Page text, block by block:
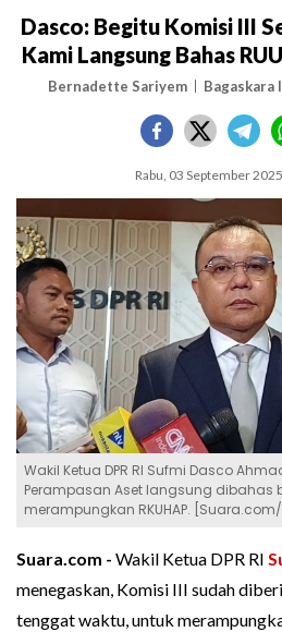
Dasco: Begitu Komisi III
Kami Langsung Bahas
Bernadette Sariyem Bagaskara
Rabu, 03 September
Wakil Ketua DPR RI Sufmi Dasco
Perampasan Aset langsung dibahas
merampungkan RKUHAP.
Suara.com - Wakil Ketua DPR RI
menegaskan, Komisi III sudah
tenggat waktu, untuk